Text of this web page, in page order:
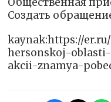
Создать
kaynak:https://
hersonskoj-
akcii-znamya-